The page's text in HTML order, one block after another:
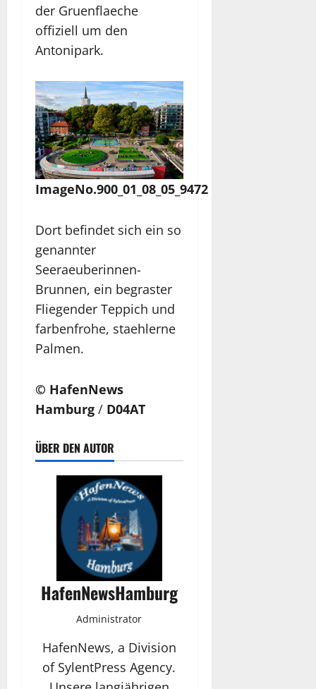
der Gruenflaeche
offiziell um den
Antonipark.
ImageNo.900_01_08_05_9472
Dort befindet sich ein so
genannter
Seeraeuberinnen-
Brunnen, ein begraster
Fliegender Teppich und
farbenfrohe, staehlerne
Palmen.
© HafenNews
Hamburg / D04AT
ÜBER DEN AUTOR
HafenNewsHamburg
Administrator
HafenNews, a Division
of SylentPress Agency.